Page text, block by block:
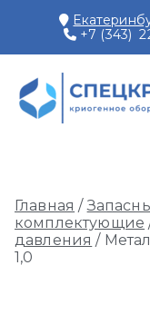
содержимому
+7 (343)
Главная /
комплектующие
давления /
1,0